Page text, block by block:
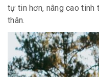
tự tin hơn, nâng cao tinh
thân.